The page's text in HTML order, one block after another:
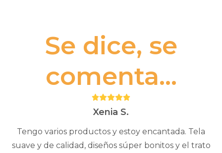
Se dice, se
comenta...
Puntuación:
5Xenia S.
Tengo varios productos y estoy encantada. Tela
suave y de calidad, diseños súper bonitos y el trato